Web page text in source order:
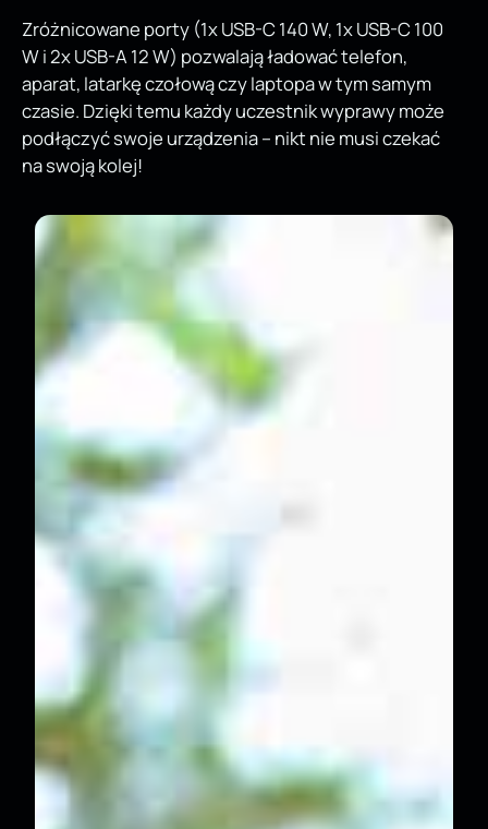
Zróżnicowane porty (1x USB-C 140 W, 1x USB-C 100
W i 2x USB-A 12 W) pozwalają ładować telefon,
aparat, latarkę czołową czy laptopa w tym samym
czasie. Dzięki temu każdy uczestnik wyprawy może
podłączyć swoje urządzenia – nikt nie musi czekać
na swoją kolej!